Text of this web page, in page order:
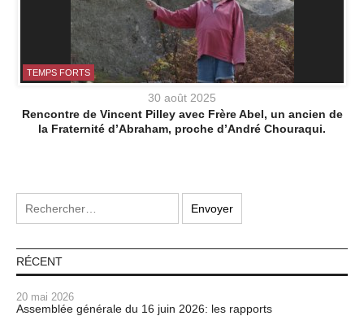
TEMPS FORTS
30 août 2025
Rencontre de Vincent Pilley avec Frère Abel, un ancien de
la Fraternité d’Abraham, proche d’André Chouraqui.
RÉCENT
20 mai 2026
Assemblée générale du 16 juin 2026: les rapports